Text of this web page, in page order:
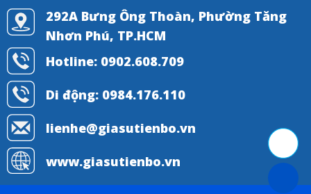
292A Bưng Ông Thoàn, Phường Tăng
Nhơn Phú, TP.HCM
Hotline: 0902.608.709
Di động: 0984.176.110
lienhe@giasutienbo.vn
www.giasutienbo.vn